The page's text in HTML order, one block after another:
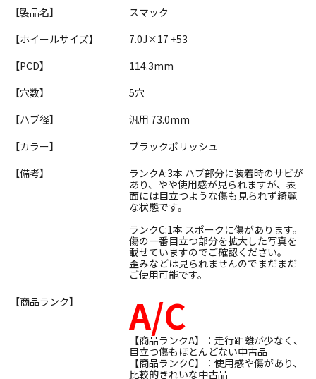
【製品名】
スマック
【ホイールサイズ】
7.0J×17 +53
【PCD】
114.3mm
【穴数】
5穴
【ハブ径】
汎用 73.0mm
【カラー】
ブラックポリッシュ
【備考】
ランクA:3本 ハブ部分に装着時のサビが
あり、やや使用感が見られますが、表
面には目立つような傷も見られず綺麗
な状態です。
ランクC:1本 スポークに傷があります。
傷の一番目立つ部分を拡大した写真を
載せていますのでご確認ください。
歪みなどは見られませんのでまだまだ
ご使用可能です。
【商品ランク】
A/C
【商品ランクA】：走行距離が少なく、
目立つ傷もほとんどない中古品
【商品ランクC】：使用感や傷があり、
比較的きれいな中古品